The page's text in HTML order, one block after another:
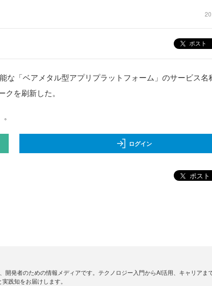
ポスト
「ベアメタル型アプリプラットフォーム」のサービス名
を刷新した。
ログイン
ポスト
開発者のための情報メディアです。テクノロジー入門からAI活用、キャリアま
践知をお届けします。